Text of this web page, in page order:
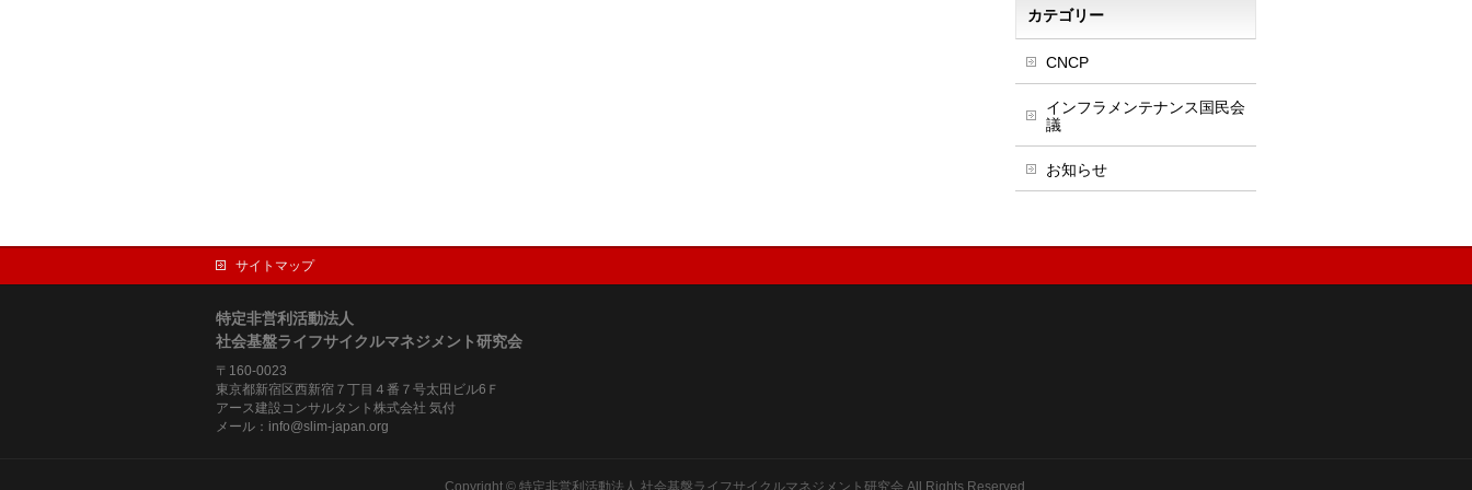
カテゴリー
CNCP
インフラメンテナンス国民会
議
お知らせ
サイトマップ
特定非営利活動法人
社会基盤ライフサイクルマネジメント研究会
〒160-0023
東京都新宿区西新宿７丁目４番７号太田ビル6Ｆ
アース建設コンサルタント株式会社 気付
メール：info@slim-japan.org
Copyright © 特定非営利活動法人 社会基盤ライフサイクルマネジメント研究会 All Rights Reserved.